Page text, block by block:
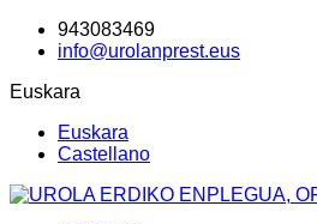
943083469
info@urolanprest.eus
Euskara
Euskara
Castellano